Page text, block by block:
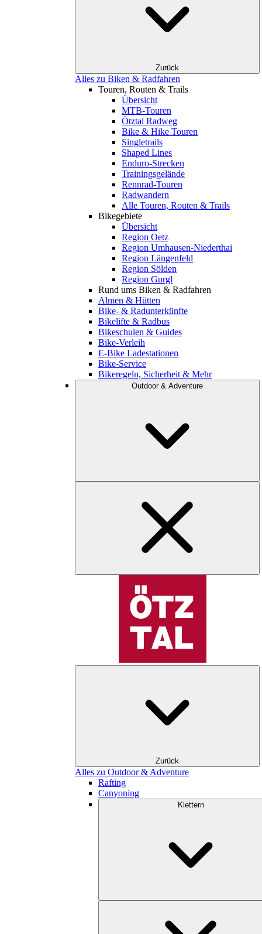
Zurück
Alles zu Biken & Radfahren
Touren, Routen & Trails
Übersicht
MTB-Touren
Ötztal Radweg
Bike & Hike Touren
Singletrails
Shaped Lines
Enduro-Strecken
Trainingsgelände
Rennrad-Touren
Radwandern
Alle Touren, Routen & Trails
Bikegebiete
Übersicht
Region Oetz
Region Umhausen-Niederthai
Region Längenfeld
Region Sölden
Region Gurgl
Rund ums Biken & Radfahren
Almen & Hütten
Bike- & Radunterkünfte
Bikelifte & Radbus
Bikeschulen & Guides
Bike-Verleih
E-Bike Ladestationen
Bike-Service
Bikeregeln, Sicherheit & Mehr
Outdoor & Adventure
Zurück
Alles zu Outdoor & Adventure
Rafting
Canyoning
Klettern